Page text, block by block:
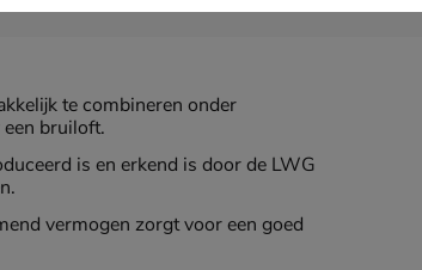
te combineren onder
bruiloft.
is en erkend is door de LWG
vermogen zorgt voor een goed